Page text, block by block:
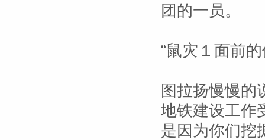
团的一员。
“鼠灾１面前
图拉扬慢慢的
地铁建设工作
是因为你们挖